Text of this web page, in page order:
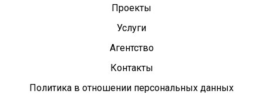
Проекты
Услуги
Агентство
Контакты
Политика в отношении персональных данных